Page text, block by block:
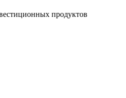
продуктов